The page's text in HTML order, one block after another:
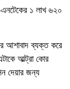
এনটেকের ১ লাখ ৬২০
আশাবাদ ব্যক্ত করে
আল্ট্রা কোর
দেয়ার জন্য